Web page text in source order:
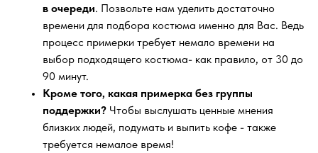
в очереди. Позвольте нам уделить достаточно
времени для подбора костюма именно для Вас. Ведь
процесс примерки требует немало времени на
выбор подходящего костюма- как правило, от 30 до
90 минут.
Кроме того, какая примерка без группы
поддержки? Чтобы выслушать ценные мнения
близких людей, подумать и выпить кофе - также
требуется немалое время!